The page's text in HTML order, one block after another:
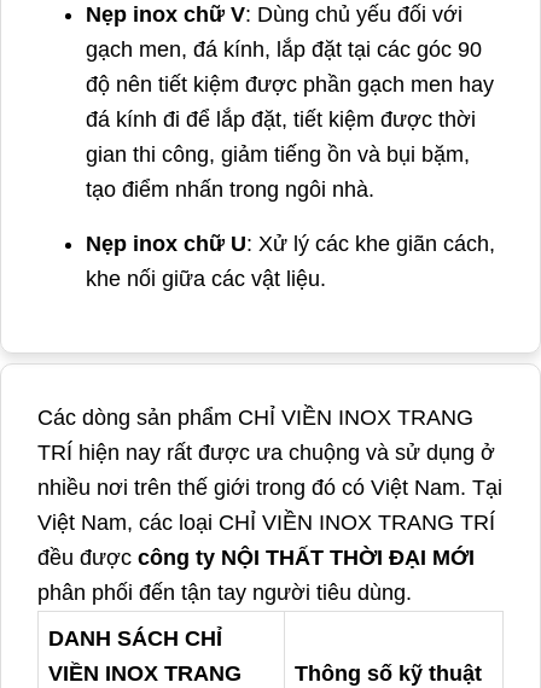
Nẹp inox chữ V: Dùng chủ yếu đối với
gạch men, đá kính, lắp đặt tại các góc 90
độ nên tiết kiệm được phần gạch men hay
đá kính đi để lắp đặt, tiết kiệm được thời
gian thi công, giảm tiếng ồn và bụi bặm,
tạo điểm nhấn trong ngôi nhà.
Nẹp inox chữ U: Xử lý các khe giãn cách,
khe nối giữa các vật liệu.
Các dòng sản phẩm CHỈ VIỀN INOX TRANG
TRÍ hiện nay rất được ưa chuộng và sử dụng ở
nhiều nơi trên thế giới trong đó có Việt Nam. Tại
Việt Nam, các loại CHỈ VIỀN INOX TRANG TRÍ
đều được công ty NỘI THẤT THỜI ĐẠI MỚI
phân phối đến tận tay người tiêu dùng.
DANH SÁCH CHỈ
VIỀN INOX TRANG
Thông số kỹ thuật